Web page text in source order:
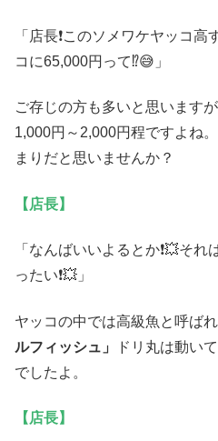
「店長❗このソメワケヤッコ
コに65,000円って⁉️😅」
ご存じの方も多いと思います
1,000円～2,000円程ですよね
まりだと思いませんか？
【店長】
「なんばいいよるとか❗💥そ
ったい❗💥」
ヤッコの中では高級魚と呼ば
ルフィッシュ」
ドリ丸は動い
でしたよ。
【店長】